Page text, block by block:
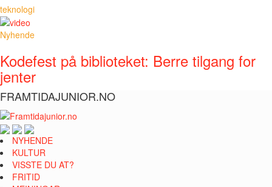
teknologi
Nyhende
Kodefest på biblioteket: Berre tilgang for
jenter
FRAMTIDAJUNIOR.NO
NYHENDE
KULTUR
VISSTE DU AT?
FRITID